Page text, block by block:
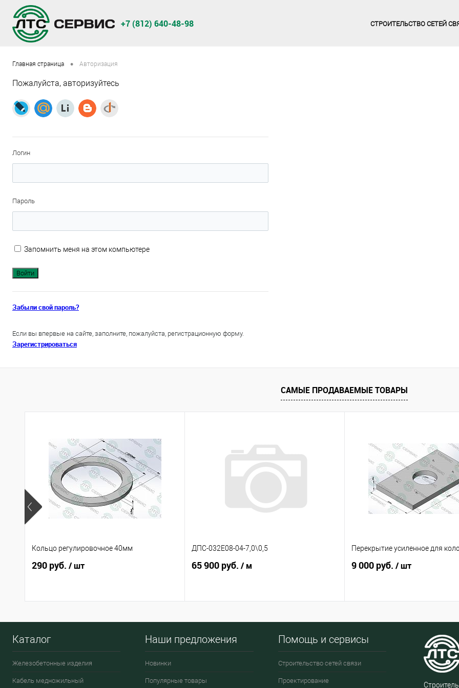
+7 (812) 640-48-98 СТРОИТЕЛЬСТВО СЕТЕЙ
Главная страница • Авторизация
Пожалуйста, авторизуйтесь
Логин
Пароль
Запомнить меня на этом компьютере
Забыли свой пароль?
Если вы впервые на сайте, заполните, пожалуйста, регистрационную форму.
Зарегистрироваться
САМЫЕ ПРОДАВАЕМЫЕ ТОВАРЫ
Кольцо регулировочное 40мм
290 руб. / шт
ДПС-032Е08-04-7,0\0,5
65 900 руб. / м
Перекрытие усиленное для
9 000 руб. / шт
Каталог
Железобетонные изделия
Кабель медножильный
Наши предложения
Новинки
Популярные товары
Помощь и сервисы
Строительство сетей связи
Проектирование